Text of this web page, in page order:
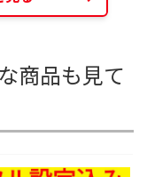
商品も見て